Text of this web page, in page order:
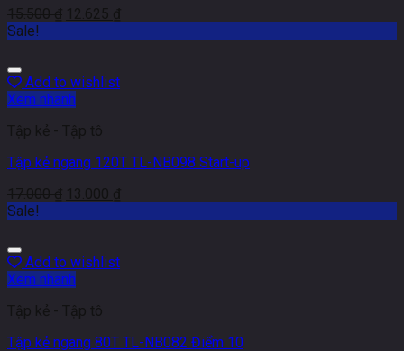
15.500₫ 12.625 ₫
Sale!
Add to wishlist
Xem nhanh
Tập kẻ - Tập tô
Tập kẻ ngang 120T TL-NB098 Start-up
17.000₫ 13.000 ₫
Sale!
Add to wishlist
Xem nhanh
Tập kẻ - Tập tô
Tập kẻ ngang 80T TL-NB082 Điểm 10